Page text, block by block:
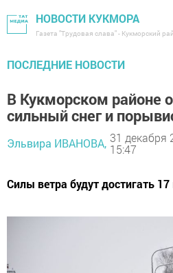
НОВОСТИ КУКМОРА
Газета "Трудовая слава" - Кукморский
ПОСЛЕДНИЕ НОВОСТИ
В Кукморском районе
сильный снег и
Эльвира ИВАНОВА, 31 декабря
15:47
Силы ветра будут достигать